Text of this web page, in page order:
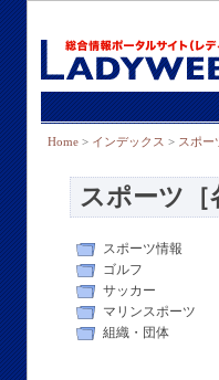
Home > インデックス > スポー
スポーツ［
スポーツ情報
ゴルフ
サッカー
マリンスポーツ
組織・団体